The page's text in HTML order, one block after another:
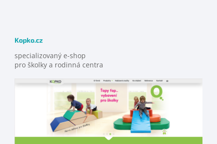
Kopko.cz
specializovaný e-shop
pro školky a rodinná centra